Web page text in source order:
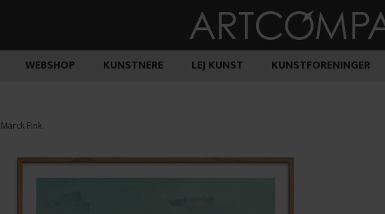
WEBSHOP KUNSTNERE LEJ KUNST KUNSTFORENINGER
Marck Fink